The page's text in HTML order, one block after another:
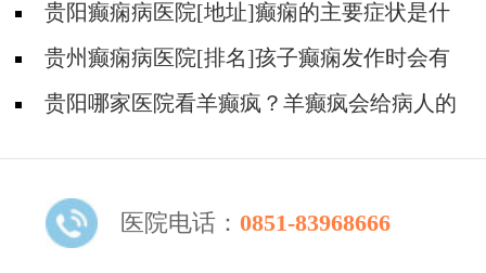
症状表现?
贵阳癫痫病医院[地址]癫痫的主要症状是什
么?贵州癫痫病医院[排名]孩子癫痫发作时会有
什么症状?
贵阳哪家医院看羊癫疯？羊癫疯会给病人的
医院电话： 0851-83968666